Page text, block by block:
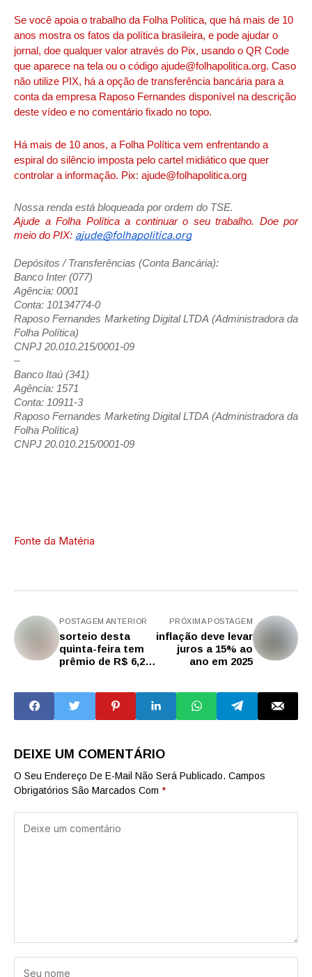
Se você apoia o trabalho da Folha Política, que há mais de 10
anos mostra os fatos da política brasileira, e pode ajudar o
jornal, doe qualquer valor através do Pix, usando o QR Code
que aparece na tela ou o código ajude@folhapolitica.org. Caso
não utilize PIX, há a opção de transferência bancária para a
conta da empresa Raposo Fernandes disponível na descrição
deste vídeo e no comentário fixado no topo.
Há mais de 10 anos, a Folha Política vem enfrentando a
espiral do silêncio imposta pelo cartel midiático que quer
controlar a informação. Pix: ajude@folhapolitica.org
Nossa renda está bloqueada por ordem do TSE.
Ajude a Folha Política a continuar o seu trabalho. Doe por
meio do PIX: ajude@folhapolitica.org
Depósitos / Transferências (Conta Bancária):
Banco Inter (077)
Agência: 0001
Conta: 10134774-0
Raposo Fernandes Marketing Digital LTDA (Administradora da
Folha Política)
CNPJ 20.010.215/0001-09
–
Banco Itaú (341)
Agência: 1571
Conta: 10911-3
Raposo Fernandes Marketing Digital LTDA (Administradora da
Folha Política)
CNPJ 20.010.215/0001-09
Fonte da Matéria
POSTAGEM ANTERIOR
sorteio desta
quinta-feira tem
prêmio de R$ 6,2
PRÓXIMA POSTAGEM
inflação deve levar
juros a 15% ao
ano em 2025
DEIXE UM COMENTÁRIO
O Seu Endereço De E-Mail Não Será Publicado. Campos
Obrigatórios São Marcados Com *